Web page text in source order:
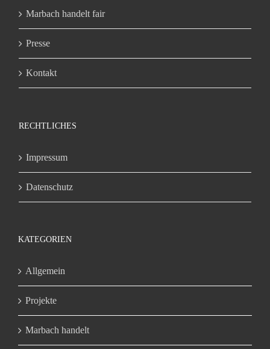
Marbach handelt fair
Presse
Kontakt
RECHTLICHES
Impressum
Datenschutz
KATEGORIEN
Allgemein
Projekte
Marbach handelt